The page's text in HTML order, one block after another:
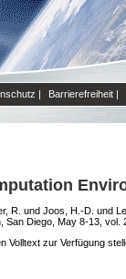
| Barrierefreiheit |
R. und Joos, H.-D. und
San Diego, May 8-13, vol.
Volltext zur Verfügung